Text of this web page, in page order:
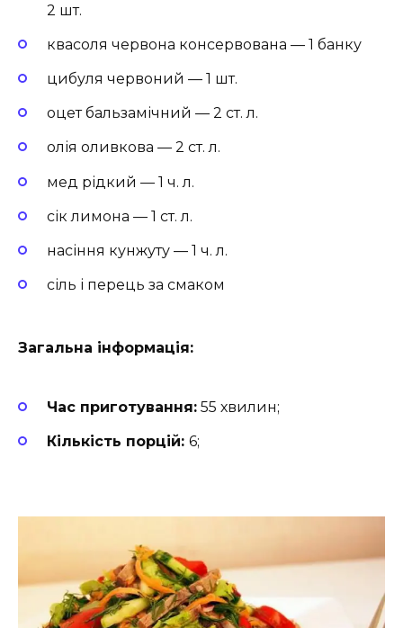
2 шт.
квасоля червона консервована — 1 банку
цибуля червоний — 1 шт.
оцет бальзамічний — 2 ст. л.
олія оливкова — 2 ст. л.
мед рідкий — 1 ч. л.
сік лимона — 1 ст. л.
насіння кунжуту — 1 ч. л.
сіль і перець за смаком
Загальна інформація:
Час приготування: 55 хвилин;
Кількість порцій: 6;